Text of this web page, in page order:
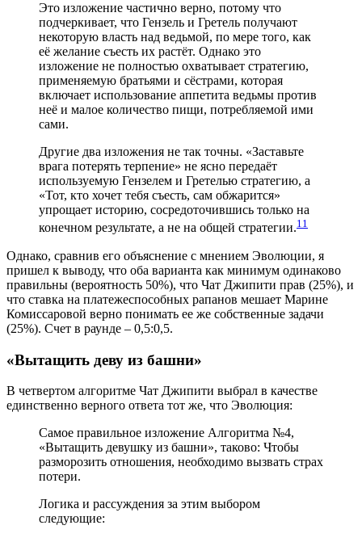
Это изложение частично верно, потому что
подчеркивает, что Гензель и Гретель получают
некоторую власть над ведьмой, по мере того, как
её желание съесть их растёт. Однако это
изложение не полностью охватывает стратегию,
применяемую братьями и сёстрами, которая
включает использование аппетита ведьмы против
неё и малое количество пищи, потребляемой ими
сами.
Другие два изложения не так точны. «Заставьте
врага потерять терпение» не ясно передаёт
используемую Гензелем и Гретелью стратегию, а
«Тот, кто хочет тебя съесть, сам обжарится»
упрощает историю, сосредоточившись только на
конечном результате, а не на общей стратегии.11
Однако, сравнив его объяснение с мнением Эволюции, я
пришел к выводу, что оба варианта как минимум одинаково
правильны (вероятность 50%), что Чат Джипити прав (25%), и
что ставка на платежеспособных рапанов мешает Марине
Комиссаровой верно понимать ее же собственные задачи
(25%). Счет в раунде – 0,5:0,5.
«Вытащить деву из башни»
В четвертом алгоритме Чат Джипити выбрал в качестве
единственно верного ответа тот же, что Эволюция:
Самое правильное изложение Алгоритма №4,
«Вытащить девушку из башни», таково: Чтобы
разморозить отношения, необходимо вызвать страх
потери.
Логика и рассуждения за этим выбором
следующие: